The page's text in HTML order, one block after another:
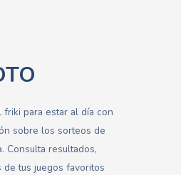
friki para estar al día con
sobre los sorteos de
Consulta resultados,
tus juegos favoritos